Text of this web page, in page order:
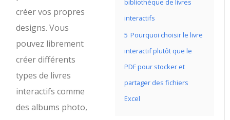
bibliothèque de livres
interactifs
5 Pourquoi choisir le livre
interactif plutôt que le
PDF pour stocker et
partager des fichiers
Excel
créer vos propres
designs. Vous
pouvez librement
créer différents
types de livres
interactifs comme
des albums photo,